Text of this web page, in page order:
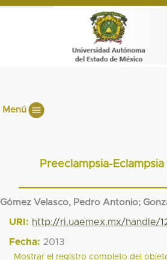
Menú
Preeclampsia-
Gómez Velasco, Pedro Antonio;
URI: http://ri.uaemex.mx/handle/
Fecha: 2013
Mostrar el registro completo del